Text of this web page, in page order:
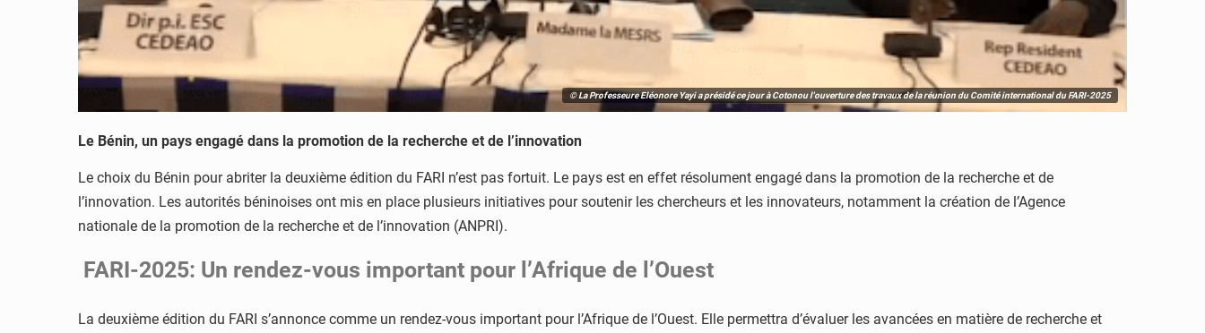
© La Professeure Eléonore Yayi a présidé ce jour à Cotonou l'ouverture des travaux de la réunion du Comité international du FARI-2025
Le Bénin, un pays engagé dans la promotion de la recherche et de l’innovation
Le choix du Bénin pour abriter la deuxième édition du FARI n’est pas fortuit. Le pays est en effet résolument engagé dans la promotion de la recherche et de
l’innovation. Les autorités béninoises ont mis en place plusieurs initiatives pour soutenir les chercheurs et les innovateurs, notamment la création de l’Agence
nationale de la promotion de la recherche et de l’innovation (ANPRI).
FARI-2025: Un rendez-vous important pour l’Afrique de l’Ouest
La deuxième édition du FARI s’annonce comme un rendez-vous important pour l’Afrique de l’Ouest. Elle permettra d’évaluer les avancées en matière de recherche et